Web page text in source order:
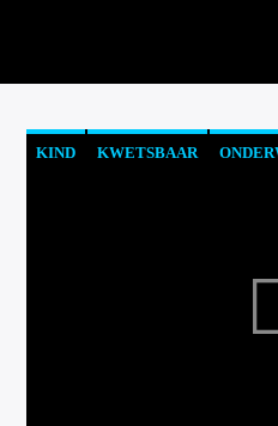
KIND KWETSBAAR